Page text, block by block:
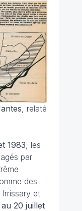
, relaté
1983 , les
par
des
et
20 juillet